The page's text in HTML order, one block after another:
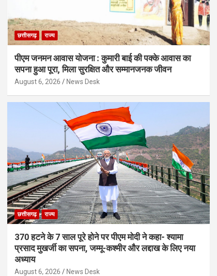
छत्तीसगढ़ राज्य
पीएम जनमन आवास योजना : कुमारी बाई की पक्के आवास का
सपना हुआ पूरा, मिला सुरक्षित और सम्मानजनक जीवन
August 6, 2026 News Desk
छत्तीसगढ़ राज्य
370 हटने के 7 साल पूरे होने पर पीएम मोदी ने कहा- श्यामा
प्रसाद मुखर्जी का सपना, जम्मू-कश्मीर और लद्दाख के लिए नया
अध्याय
August 6, 2026 News Desk